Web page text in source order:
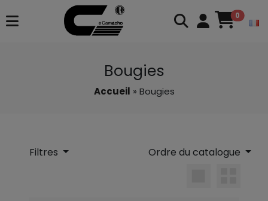
0
Bougies
Accueil » Bougies
Filtres Ordre du catalogue